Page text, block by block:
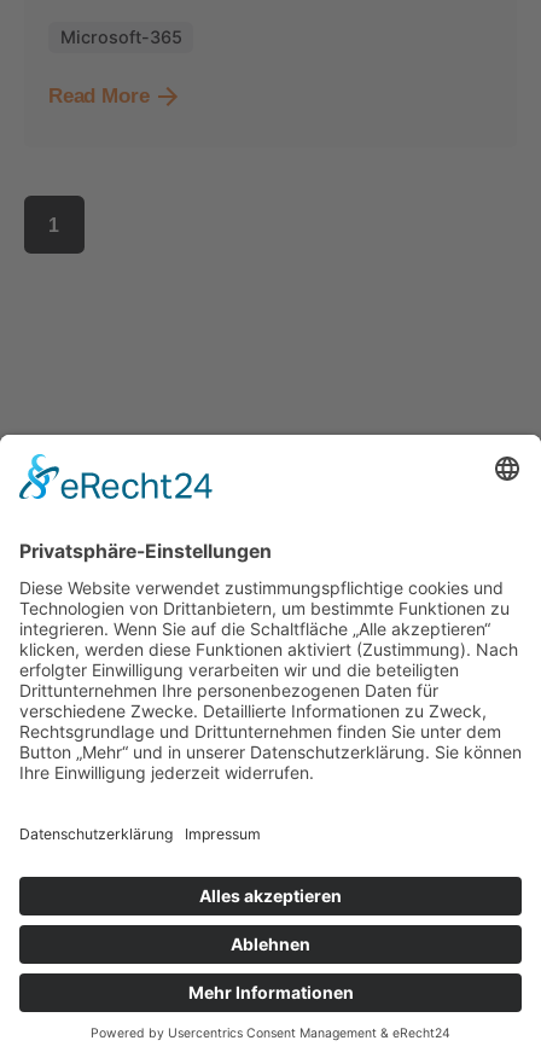
Microsoft-365
Read More
1
vorpommerncloud ist eine Marke der:
msisdesign. GmbH & Co. KGAlte Dorfstraße 19 a
17392 BoldekowDeutschland
Jetzt mehr erfahren:
Wir bieten flexible, sichere und zukunftsfähige IT-